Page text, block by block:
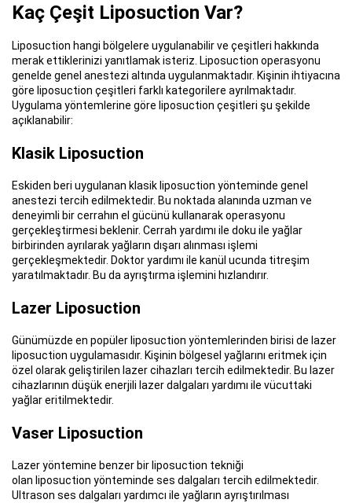
Kaç Çeşit Liposuction Var?
Liposuction hangi bölgelere uygulanabilir ve çeşitleri hakkında
merak ettiklerinizi yanıtlamak isteriz. Liposuction operasyonu
genelde genel anestezi altında uygulanmaktadır. Kişinin ihtiyacına
göre liposuction çeşitleri farklı kategorilere ayrılmaktadır.
Uygulama yöntemlerine göre liposuction çeşitleri şu şekilde
açıklanabilir:
Klasik Liposuction
Eskiden beri uygulanan klasik liposuction yönteminde genel
anestezi tercih edilmektedir. Bu noktada alanında uzman ve
deneyimli bir cerrahın el gücünü kullanarak operasyonu
gerçekleştirmesi beklenir. Cerrah yardımı ile doku ile yağlar
birbirinden ayrılarak yağların dışarı alınması işlemi
gerçekleşmektedir. Doktor yardımı ile kanül ucunda titreşim
yaratılmaktadır. Bu da ayrıştırma işlemini hızlandırır.
Lazer Liposuction
Günümüzde en popüler liposuction yöntemlerinden birisi de lazer
liposuction uygulamasıdır. Kişinin bölgesel yağlarını eritmek için
özel olarak geliştirilen lazer cihazları tercih edilmektedir. Bu lazer
cihazlarının düşük enerjili lazer dalgaları yardımı ile vücuttaki
yağlar eritilmektedir.
Vaser Liposuction
Lazer yöntemine benzer bir liposuction tekniği
olan liposuction yönteminde ses dalgaları tercih edilmektedir.
Ultrason ses dalgaları yardımcı ile yağların ayrıştırılması